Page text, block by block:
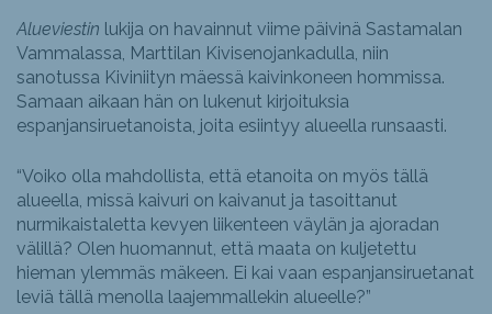
Alueviestin lukija on havainnut viime päivinä Sastamalan
Vammalassa, Marttilan Kivisenojankadulla, niin
sanotussa Kiviniityn mäessä kaivinkoneen hommissa.
Samaan aikaan hän on lukenut kirjoituksia
espanjansiruetanoista, joita esiintyy alueella runsaasti.
“Voiko olla mahdollista, että etanoita on myös tällä
alueella, missä kaivuri on kaivanut ja tasoittanut
nurmikaistaletta kevyen liikenteen väylän ja ajoradan
välillä? Olen huomannut, että maata on kuljetettu
hieman ylemmäs mäkeen. Ei kai vaan espanjansiruetanat
leviä tällä menolla laajemmallekin alueelle?”